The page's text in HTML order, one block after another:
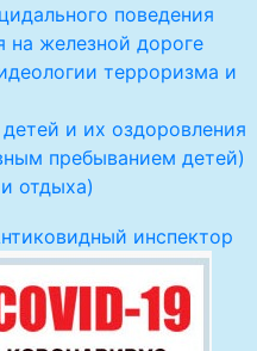
поведения
на железной дороге
терроризма и
и их оздоровления
пребыванием детей)
отдыха)